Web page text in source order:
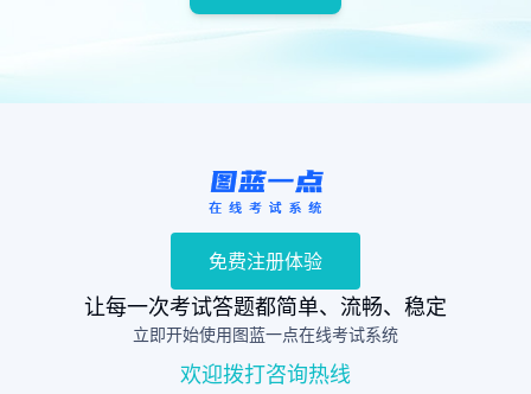
免费注册体验
让每一次考试答题都简单、流畅、稳定
立即开始使用图蓝一点在线考试系统
欢迎拨打咨询热线